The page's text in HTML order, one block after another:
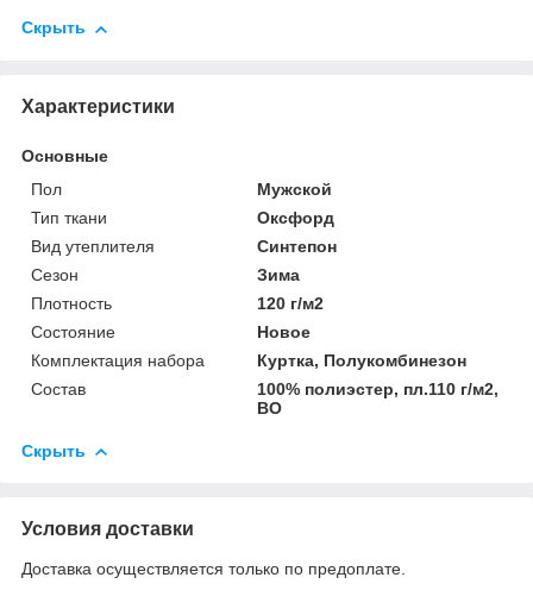
Скрыть
Характеристики
Основные
Пол
Мужской
Тип ткани
Оксфорд
Вид утеплителя
Синтепон
Сезон
Зима
Плотность
120 г/м2
Состояние
Новое
Комплектация набора
Куртка, Полукомбинезон
Состав
100% полиэстер, пл.110 г/м2,
ВО
Скрыть
Условия доставки
Доставка осуществляется только по предоплате.